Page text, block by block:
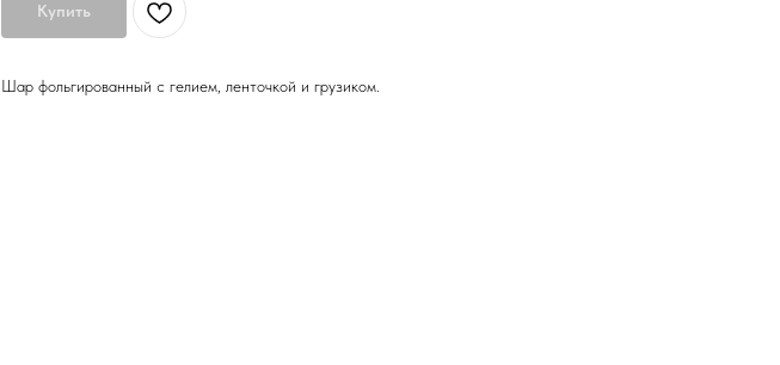
Купить
Шар фольгированный с гелием, ленточкой и грузиком.